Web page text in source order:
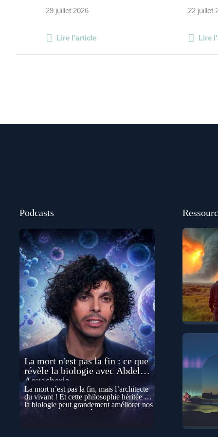
29 juillet 2026
Lire l'article
22 juillet
Lire
Podcasts
La mort n'est pas la fin : ce que
révèle la biologie avec Abdel
Aouacheria
La mort n’est pas la fin, mais l’architecte
du vivant ! Et cette philosophie héritée de
la biologie peut grandement améliorer nos